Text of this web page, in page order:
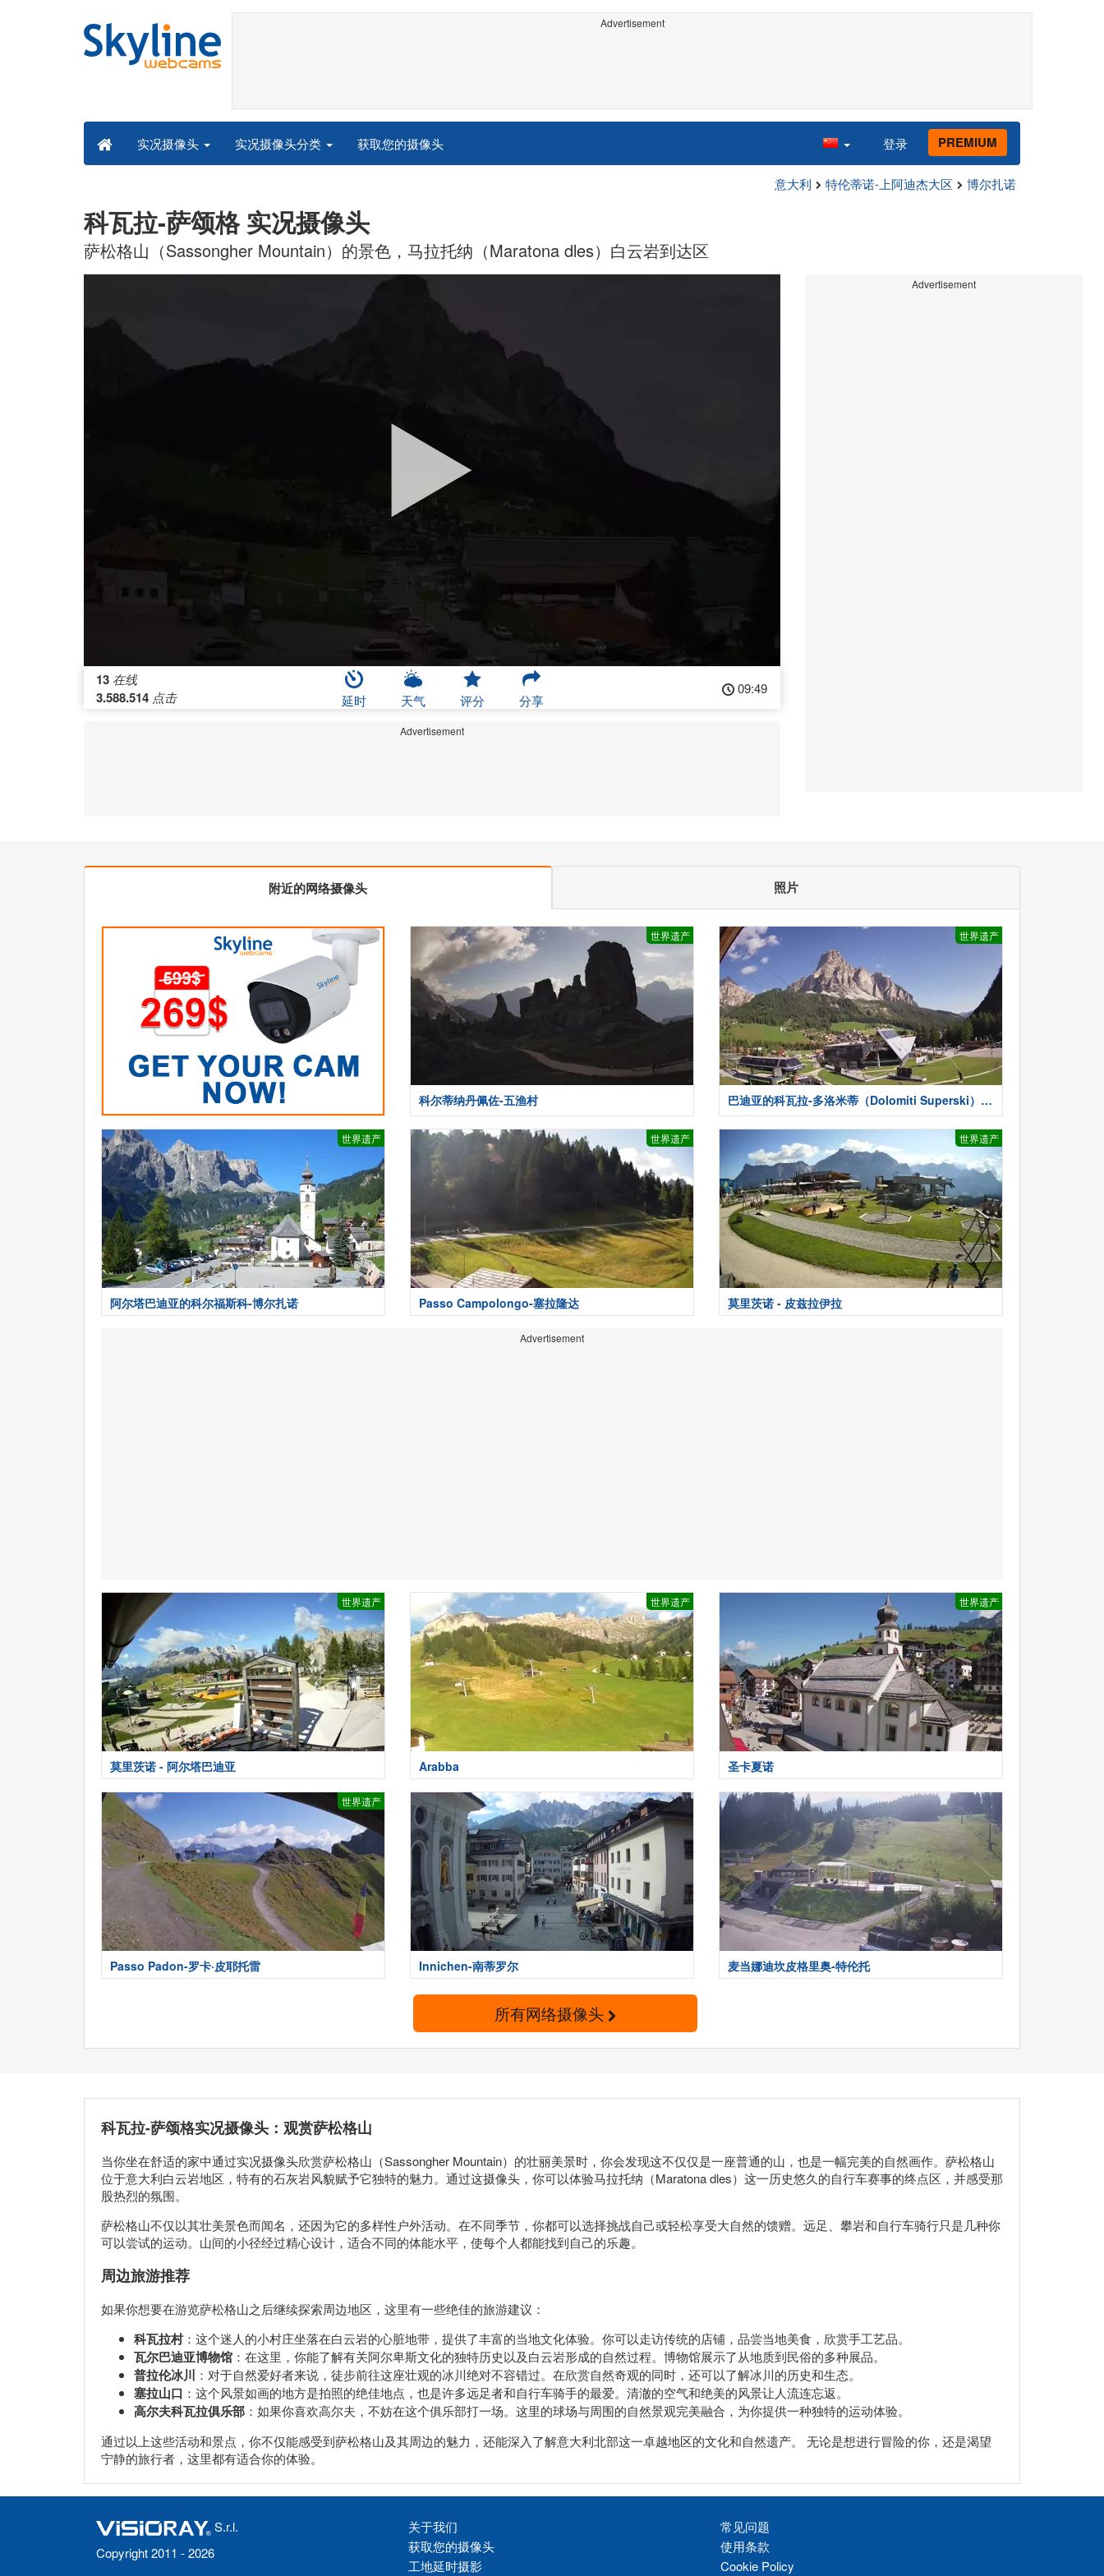
Advertisement
实况摄像头 实况摄像头分类 获取您的摄像头 登录 PREMIUM
意大利 特伦蒂诺-上阿迪杰大区 博尔扎诺
科瓦拉-萨颂格 实况摄像头
萨松格山（Sassongher Mountain）的景色，马拉托纳（Maratona dles）白云岩到达区
13 在线
3.588.514 点击 延时 天气 评分 分享
09:49
Advertisement
Advertisement
附近的网络摄像头 照片
世界遗产
科尔蒂纳丹佩佐-五渔村
世界遗产
巴迪亚的科瓦拉-多洛米蒂（Dolomiti Superski）-
天气
世界遗产
阿尔塔巴迪亚的科尔福斯科-博尔扎诺
世界遗产
Passo Campolongo-塞拉隆达
世界遗产
莫里茨诺 - 皮兹拉伊拉
Advertisement
世界遗产
莫里茨诺 - 阿尔塔巴迪亚
世界遗产
Arabba
世界遗产
圣卡夏诺
世界遗产
Passo Padon-罗卡·皮耶托雷 Innichen-南蒂罗尔 麦当娜迪坎皮格里奥-特伦托
所有网络摄像头
科瓦拉-萨颂格实况摄像头：观赏萨松格山
当你坐在舒适的家中通过实况摄像头欣赏萨松格山（Sassongher Mountain）的壮丽美景时，你会发现这不仅仅是一座普通的山，也是一幅完美的自然画作。萨松格山
位于意大利白云岩地区，特有的石灰岩风貌赋予它独特的魅力。通过这摄像头，你可以体验马拉托纳（Maratona dles）这一历史悠久的自行车赛事的终点区，并感受那
股热烈的氛围。
萨松格山不仅以其壮美景色而闻名，还因为它的多样性户外活动。在不同季节，你都可以选择挑战自己或轻松享受大自然的馈赠。远足、攀岩和自行车骑行只是几种你
可以尝试的运动。山间的小径经过精心设计，适合不同的体能水平，使每个人都能找到自己的乐趣。
周边旅游推荐
如果你想要在游览萨松格山之后继续探索周边地区，这里有一些绝佳的旅游建议：
科瓦拉村：这个迷人的小村庄坐落在白云岩的心脏地带，提供了丰富的当地文化体验。你可以走访传统的店铺，品尝当地美食，欣赏手工艺品。
瓦尔巴迪亚博物馆 ：在这里，你能了解有关阿尔卑斯文化的独特历史以及白云岩形成的自然过程。博物馆展示了从地质到民俗的多种展品。
普拉伦冰川 ：对于自然爱好者来说，徒步前往这座壮观的冰川绝对不容错过。在欣赏自然奇观的同时，还可以了解冰川的历史和生态。
塞拉山口 ：这个风景如画的地方是拍照的绝佳地点，也是许多远足者和自行车骑手的最爱。清澈的空气和绝美的风景让人流连忘返。
高尔夫科瓦拉俱乐部 ：如果你喜欢高尔夫，不妨在这个俱乐部打一场。这里的球场与周围的自然景观完美融合，为你提供一种独特的运动体验。
通过以上这些活动和景点，你不仅能感受到萨松格山及其周边的魅力，还能深入了解意大利北部这一卓越地区的文化和自然遗产。 无论是想进行冒险的你，还是渴望
宁静的旅行者，这里都有适合你的体验。
S.r.l.
Copyright 2011 - 2026
关于我们
获取您的摄像头
工地延时摄影
常见问题
使用条款
Cookie Policy